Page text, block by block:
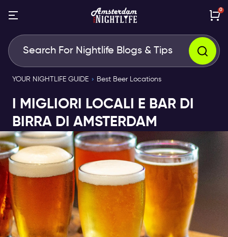
0
YOUR NIGHTLIFE GUIDE Best Beer Locations
I MIGLIORI LOCALI E BAR DI
BIRRA DI AMSTERDAM